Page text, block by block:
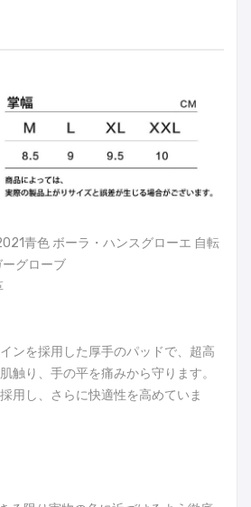
青色 ボーラ・ハンスグローエ 自転
グローブ
ンを採用した厚手のパッドで、超高
触り、手の平を痛みから守ります。
用し、さらに快適性を高めていま